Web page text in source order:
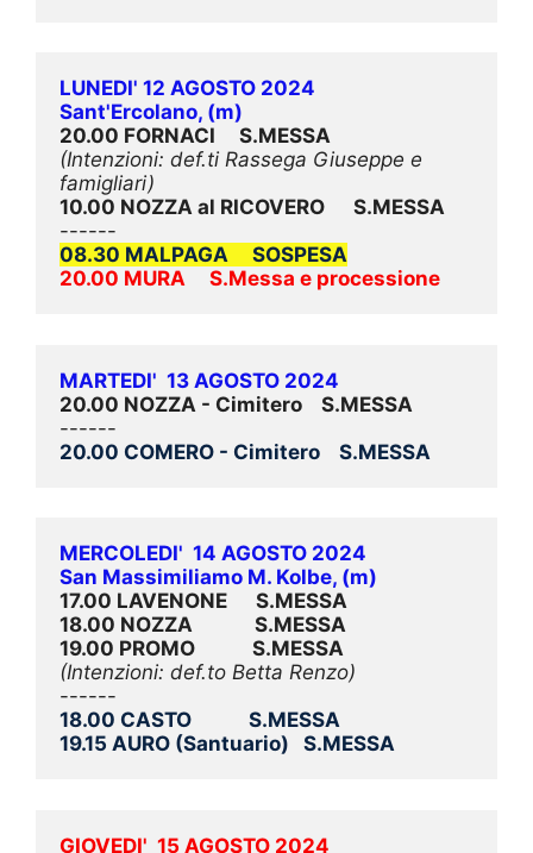
LUNEDI' 12 AGOSTO 2024
Sant'Ercolano, (m)
20.00 FORNACI     S.MESSA
(Intenzioni: def.ti Rassega Giuseppe e
famigliari)
10.00 NOZZA al RICOVERO      S.MESSA
------
08.30 MALPAGA     SOSPESA
20.00 MURA     S.Messa e processione
MARTEDI'  13 AGOSTO 2024
20.00 NOZZA - Cimitero    S.MESSA
------
20.00 COMERO - Cimitero    S.MESSA
MERCOLEDI'  14 AGOSTO 2024
San Massimiliamo M. Kolbe, (m)
17.00 LAVENONE      S.MESSA
18.00 NOZZA             S.MESSA
19.00 PROMO            S.MESSA
(Intenzioni: def.to Betta Renzo)
------
18.00 CASTO            S.MESSA
19.15 AURO (Santuario)   S.MESSA
GIOVEDI'  15 AGOSTO 2024